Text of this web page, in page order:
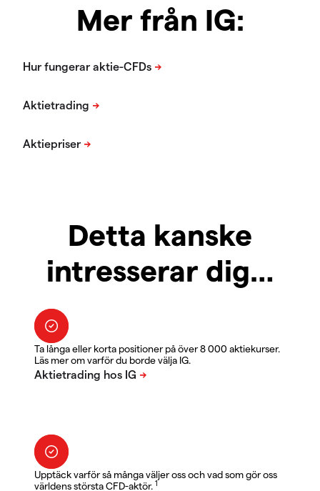
Mer från IG:
Detta kanske
intresserar dig…
Ta långa eller korta positioner på över 8 000 aktiekurser.
Läs mer om varför du borde välja IG.
Upptäck varför så många väljer oss och vad som gör oss
världens största CFD-aktör. 1